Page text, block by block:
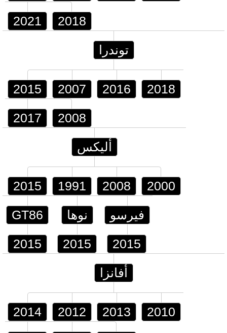
2021 2018
توندرا
2015 2007 2016 2018
2017 2008
أليكس
2015 1991 2008 2000
GT86
2015
نوها
2015
فيرسو
2015
أفانزا
2014 2012 2013 2010